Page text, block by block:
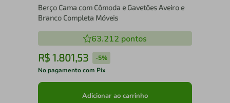
Berço Cama com Cômoda e Gavetões Aveiro e
Branco Completa Móveis
63.212 pontos
R$ 1.801,53 -5%
No pagamento com Pix
Adicionar ao carrinho